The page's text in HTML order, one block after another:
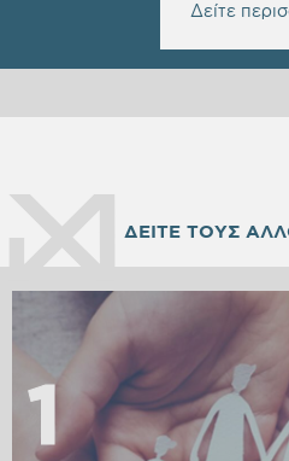
Δείτε
ΔΕΙΤΕ ΤΟΥΣ
1
1
2
2
3
3
4
4
5
5
6
6
7
7
8
8